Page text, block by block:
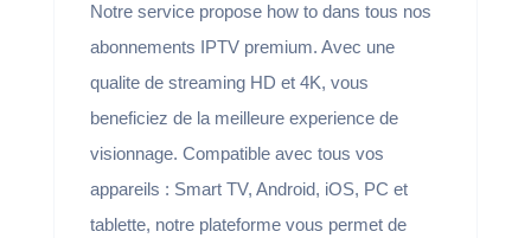
Notre service propose how to dans tous nos
abonnements IPTV premium. Avec une
qualite de streaming HD et 4K, vous
beneficiez de la meilleure experience de
visionnage. Compatible avec tous vos
appareils : Smart TV, Android, iOS, PC et
tablette, notre plateforme vous permet de